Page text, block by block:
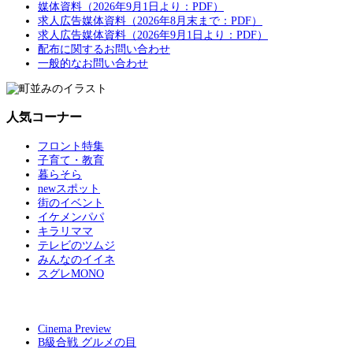
媒体資料（2026年9月1日より：PDF）
求人広告媒体資料（2026年8月末まで：PDF）
求人広告媒体資料（2026年9月1日より：PDF）
配布に関するお問い合わせ
一般的なお問い合わせ
人気コーナー
フロント特集
子育て・教育
暮らそら
newスポット
街のイベント
イケメンパパ
キラリママ
テレビのツムジ
みんなのイイネ
スグレMONO
Cinema Preview
B級合戦 グルメの目